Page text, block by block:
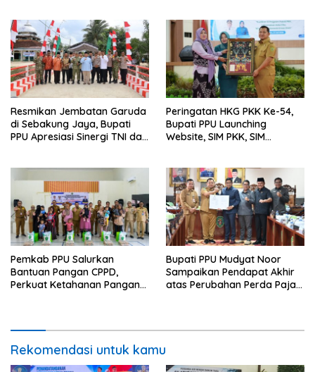
Resmikan Jembatan Garuda
di Sebakung Jaya, Bupati
PPU Apresiasi Sinergi TNI dan
Peringatan HKG PKK Ke-54,
Bupati PPU Launching
Website, SIM PKK, SIM
Pemkab PPU Salurkan
Bantuan Pangan CPPD,
Perkuat Ketahanan Pangan
Bupati PPU Mudyat Noor
Sampaikan Pendapat Akhir
atas Perubahan Perda Pajak
Rekomendasi untuk kamu